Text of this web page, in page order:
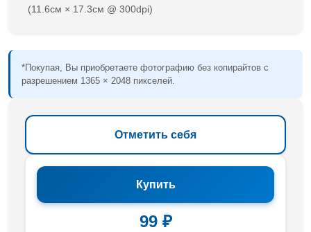
(11.6см × 17.3см @ 300dpi)
*Покупая, Вы приобретаете фотографию без копирайтов с
разрешением 1365 × 2048 пикселей.
Отметить себя
Купить
99 ₽